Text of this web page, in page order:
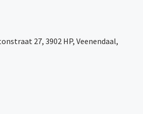
27, 3902 HP, Veenendaal,